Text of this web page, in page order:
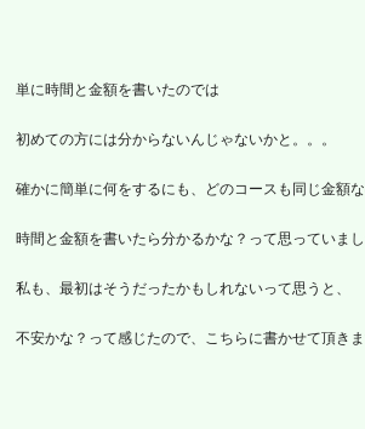
単に時間と金額を書いたのでは
初めての方には分からないんじゃないかと。。。
確かに簡単に何をするにも、 どのコースも同じ金額
時間と金額を書いたら分かるかな？って思っていまし
私も、最初はそうだったかもしれないって思うと、
不安かな？ って感じたので、こちらに書かせて頂きま